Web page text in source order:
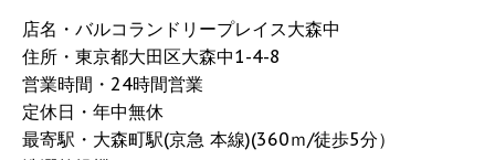
店名・バルコランドリープレイス大森中
住所・東京都大田区大森中1-4-8
営業時間・24時間営業
定休日・年中無休
最寄駅・大森町駅(京急 本線)(360ｍ/徒歩5分）